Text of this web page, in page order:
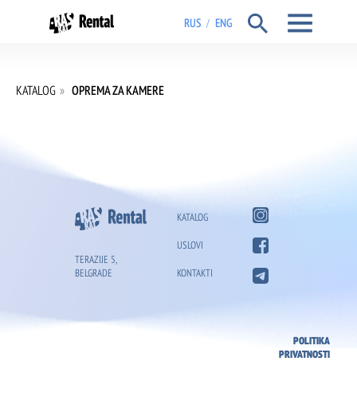
RUS ENG
/
KATALOG » OPREMA ZA KAMERE
TERAZIJE 5,
BELGRADE
KATALOG
USLOVI
KONTAKTI
POLITIKA
PRIVATNOSTI